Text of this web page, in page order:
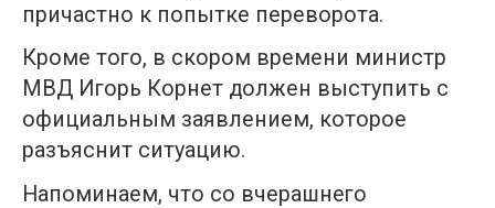
причастно к попытке переворота.
Кроме того, в скором времени министр
МВД Игорь Корнет должен выступить с
официальным заявлением, которое
разъяснит ситуацию.
Напоминаем, что со вчерашнего